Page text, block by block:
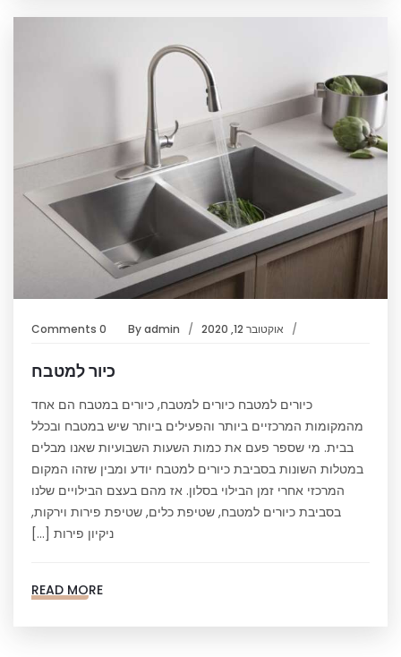
אוקטובר 12, 2020 Byadmin
0 Comments
כיור למטבח
כיורים למטבח כיורים למטבח, כיורים במטבח הם אחד
מהמקומות המרכזיים ביותר והפעילים ביותר שיש במטבח ובכלל
בבית. מי שספר פעם את כמות השעות השבועיות שאנו מבלים
במטלות השונות בסביבת כיורים למטבח יודע ומבין שזהו המקום
המרכזי אחרי זמן הבילוי בסלון. אז מהם בעצם הבילויים שלנו
בסביבת כיורים למטבח, שטיפת כלים, שטיפת פירות וירקות,
ניקיון פירות […]
READ MORE